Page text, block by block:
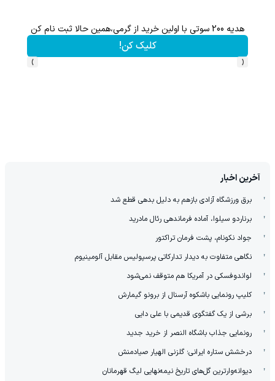
هدیه 200 سوتی با اولین خرید از گرمی،همین حالا ثبت نام کن
کلیک کن!
‹
›
آخرین اخبار
برق ورزشگاه آزادی بازهم به دلیل بدهی قطع شد
برناردو سیلوا، آماده فرماندهی رئال مادرید
جواد نکونام، پشت فرمان تراکتور
نگاهی متفاوت به دیدار تدارکاتی پرسپولیس مقابل آلومینیوم
لواندوفسکی در آمریکا هم متوقف نمی‌شود
کلیپ رونمایی باشکوه آرسنال از برونو گیمارش
برشی از یک گفتگوی قدیمی با علی دایی
رونمایی جذاب باشگاه النصر از خرید جدید
درخشش ستاره ایرانی؛ گلزنی الهیار صیادمنش
دیوانه‌وارترین گل‌های تاریخ نیمه‌نهایی لیگ قهرمانان